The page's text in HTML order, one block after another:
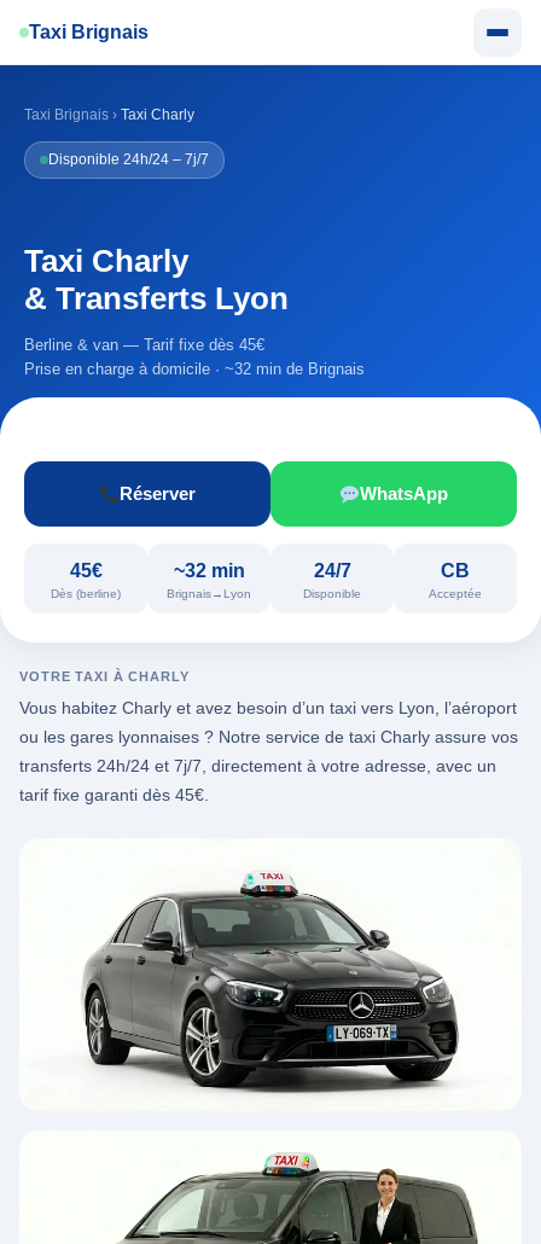
Taxi Brignais
Taxi Brignais › Taxi Charly
Disponible 24h/24 – 7j/7
Taxi Charly
& Transferts Lyon
Berline & van — Tarif fixe dès 45€
Prise en charge à domicile · ~32 min de Brignais
Réserver WhatsApp
45€
Dès (berline)
~32 min
Brignais→Lyon
24/7
Disponible
CB
Acceptée
VOTRE TAXI À CHARLY
Vous habitez Charly et avez besoin d’un taxi vers Lyon, l’aéroport
ou les gares lyonnaises ? Notre service de taxi Charly assure vos
transferts 24h/24 et 7j/7, directement à votre adresse, avec un
tarif fixe garanti dès 45€.